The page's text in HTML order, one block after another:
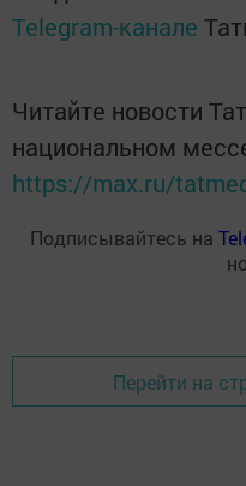
Telegram-канале
Читайте новости
национальном
https://max.ru/
Подписывайтесь на
Перейти на